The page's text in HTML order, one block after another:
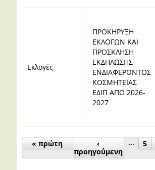
Εκλογές
ΠΡΟΚΗΡΥΞΗ
ΕΚΛΟΓΩΝ ΚΑΙ
ΠΡΟΣΚΛΗΣΗ
ΕΚΔΗΛΩΣΗΣ
ΕΝΔΙΑΦΕΡΟΝΤΟΣ
ΚΟΣΜΗΤΕΙΑΣ
ΕΔΙΠ ΑΠΟ 2026-
2027
Σελίδες
« πρώτη
‹
προηγούμενη
… 5